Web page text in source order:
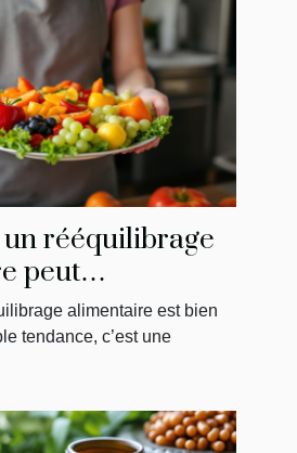
rééquilibrage
peut
votre bien-être
alimentaire est bien
tendance, c’est une